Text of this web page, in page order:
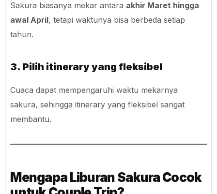
Sakura biasanya mekar antara akhir Maret hingga
awal April, tetapi waktunya bisa berbeda setiap
tahun.
3. Pilih itinerary yang fleksibel
Cuaca dapat mempengaruhi waktu mekarnya
sakura, sehingga itinerary yang fleksibel sangat
membantu.
Mengapa Liburan Sakura Cocok